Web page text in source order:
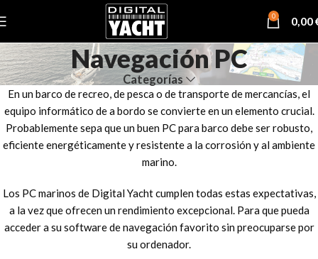
0 0,00
Navegación PC
Categorías
En un barco de recreo, de pesca o de transporte de mercancías, el
equipo informático de a bordo se convierte en un elemento crucial.
Probablemente sepa que un buen PC para barco debe ser robusto,
eficiente energéticamente y resistente a la corrosión y al ambiente
marino.
Los PC marinos de Digital Yacht cumplen todas estas expectativas,
a la vez que ofrecen un rendimiento excepcional. Para que pueda
acceder a su software de navegación favorito sin preocuparse por
su ordenador.